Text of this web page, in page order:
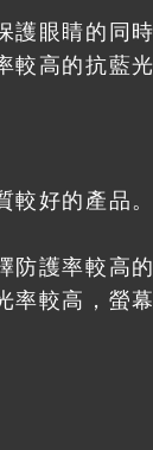
眼睛的同
高的抗藍光
好的產品
護率較高的
較高，螢